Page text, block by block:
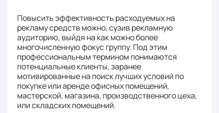
Повысить эффективность расходуемых на
рекламу средств можно, сузив рекламную
аудиторию, выйдя на как можно более
многочисленную фокус группу. Под этим
профессиональным термином понимаются
потенциальные клиенты, заранее
мотивированные на поиск лучших условий по
покупке или аренде офисных помещений,
мастерской, магазина, производственного цеха,
или складских помещений.